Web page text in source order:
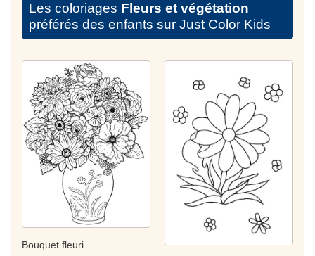
Les coloriages Fleurs et végétation
préférés des enfants sur Just Color Kids
Bouquet fleuri